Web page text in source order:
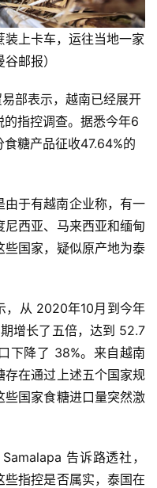
上卡车，运往当地一家
邮报）
部表示，越南已经展开
指控调查。据悉今年6
糖产品征收47.64%的
于有越南企业称，有一
西亚、马来西亚和缅甸
国家，疑似原产地为泰
，从 2020年10月到今年
增长了五倍，达到 52.7
下降了 38%。来自越南
在通过上述五个国家规
国家食糖进口量突然激
告诉路透社，
指控是否属实，泰国在